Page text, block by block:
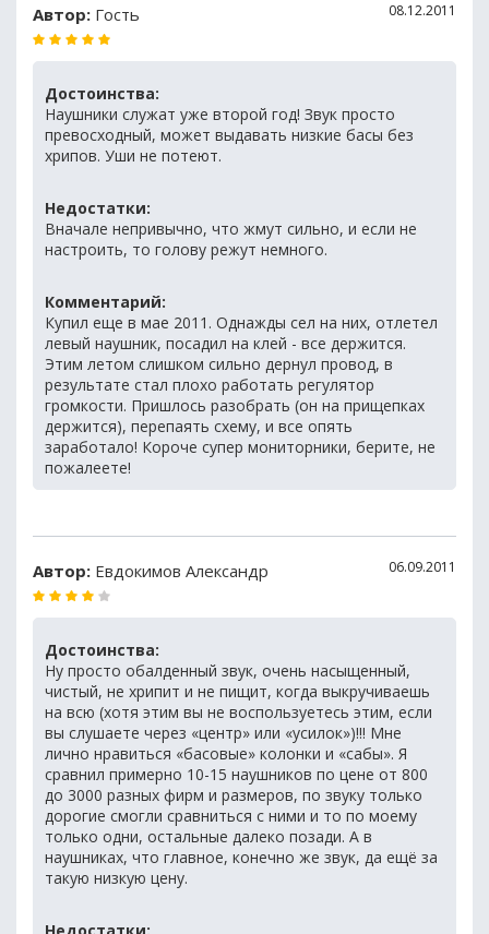
Автор: Гость 08.12.2011
Достоинства:
Наушники служат уже второй год! Звук просто
превосходный, может выдавать низкие басы без
хрипов. Уши не потеют.
Недостатки:
Вначале непривычно, что жмут сильно, и если не
настроить, то голову режут немного.
Комментарий:
Купил еще в мае 2011. Однажды сел на них, отлетел
левый наушник, посадил на клей - все держится.
Этим летом слишком сильно дернул провод, в
результате стал плохо работать регулятор
громкости. Пришлось разобрать (он на прищепках
держится), перепаять схему, и все опять
заработало! Короче супер мониторники, берите, не
пожалеете!
Автор: Евдокимов Александр 06.09.2011
Достоинства:
Ну просто обалденный звук, очень насыщенный,
чистый, не хрипит и не пищит, когда выкручиваешь
на всю (хотя этим вы не воспользуетесь этим, если
вы слушаете через «центр» или «усилок»)!!! Мне
лично нравиться «басовые» колонки и «сабы». Я
сравнил примерно 10-15 наушников по цене от 800
до 3000 разных фирм и размеров, по звуку только
дорогие смогли сравниться с ними и то по моему
только одни, остальные далеко позади. А в
наушниках, что главное, конечно же звук, да ещё за
такую низкую цену.